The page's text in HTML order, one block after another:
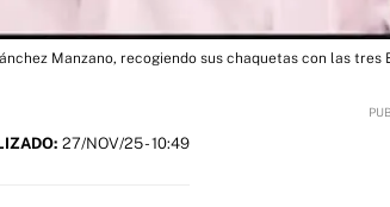
Manzano, recogiendo sus chaquetas con las
27/NOV/25 - 10:49